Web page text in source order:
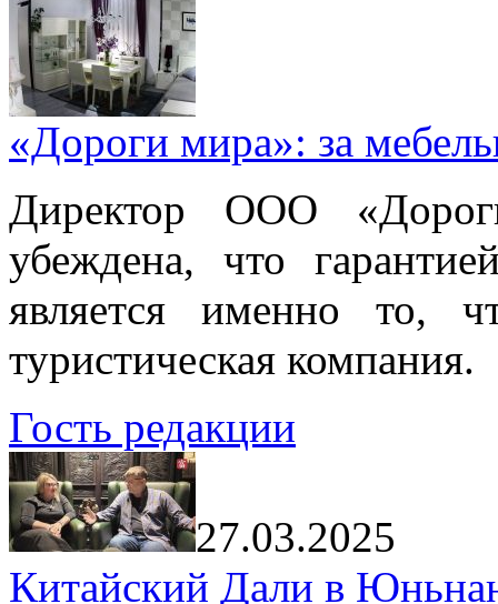
«Дороги мира»: за
Директор ООО
убеждена, что
является именно то,
туристическая компания.
Гость редакции
27.03.2025
Китайский Дали в